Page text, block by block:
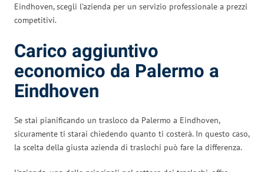
Eindhoven, scegli l’azienda per un servizio professionale a prezzi
competitivi.
Carico aggiuntivo
economico da Palermo a
Eindhoven
Se stai pianificando un trasloco da Palermo a Eindhoven,
sicuramente ti starai chiedendo quanto ti costerà. In questo caso,
la scelta della giusta azienda di traslochi può fare la differenza.